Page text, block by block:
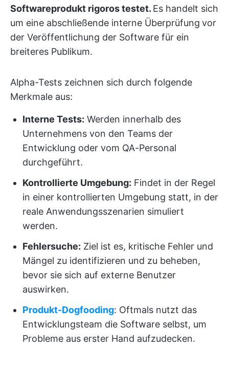
Softwareprodukt rigoros testet. Es handelt sich
um eine abschließende interne Überprüfung vor
der Veröffentlichung der Software für ein
breiteres Publikum.
Alpha-Tests zeichnen sich durch folgende
Merkmale aus:
Interne Tests: Werden innerhalb des
Unternehmens von den Teams der
Entwicklung oder vom QA-Personal
durchgeführt.
Kontrollierte Umgebung: Findet in der Regel
in einer kontrollierten Umgebung statt, in der
reale Anwendungsszenarien simuliert
werden.
Fehlersuche: Ziel ist es, kritische Fehler und
Mängel zu identifizieren und zu beheben,
bevor sie sich auf externe Benutzer
auswirken.
Produkt-Dogfooding: Oftmals nutzt das
Entwicklungsteam die Software selbst, um
Probleme aus erster Hand aufzudecken.